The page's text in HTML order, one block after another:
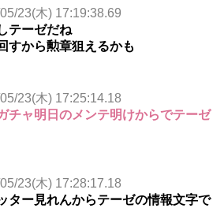
23(木) 17:19:38.69
テーゼだね
すから勲章狙えるかも
23(木) 17:25:14.18
チャ明日のメンテ明けからでテーゼ
23(木) 17:28:17.18
ター見れんからテーゼの情報文字で